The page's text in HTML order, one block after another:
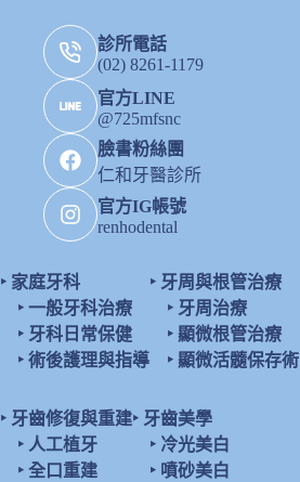
診所電話
(02) 8261-1179
官方LINE
@725mfsnc
臉書粉絲團
仁和牙醫診所
官方IG帳號
renhodental
‣ 家庭牙科
‣ 一般牙科治療
‣ 牙科日常保健
‣ 術後護理與指導
‣ 牙周與根管治療
‣ 牙周治療
‣ 顯微根管治療
‣ 顯微活髓保存術
‣ 牙齒修復與重建
‣ 人工植牙
‣ 全口重建
‣ 牙齒美學
‣ 冷光美白
‣ 噴砂美白